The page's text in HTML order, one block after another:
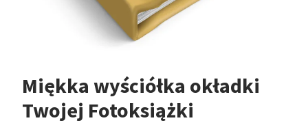
Miękka wyściółka okładki
Twojej Fotoksiążki